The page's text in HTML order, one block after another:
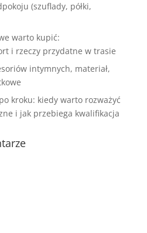
(szuflady, półki,
warto kupić:
i rzeczy przydatne w trasie
intymnych, materiał,
kroku: kiedy warto rozważyć
i jak przebiega kwalifikacja